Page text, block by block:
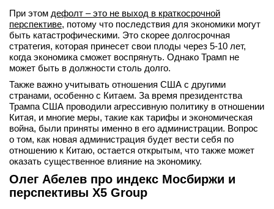
При этом дефолт – это не выход в краткосрочной
перспективе, потому что последствия для экономики могут
быть катастрофическими. Это скорее долгосрочная
стратегия, которая принесет свои плоды через 5-10 лет,
когда экономика сможет воспрянуть. Однако Трамп не
может быть в должности столь долго.
Также важно учитывать отношения США с другими
странами, особенно с Китаем. За время президентства
Трампа США проводили агрессивную политику в отношении
Китая, и многие меры, такие как тарифы и экономическая
война, были приняты именно в его администрации. Вопрос
о том, как новая администрация будет вести себя по
отношению к Китаю, остается открытым, что также может
оказать существенное влияние на экономику.
Олег Абелев про индекс Мосбиржи и
перспективы X5 Group